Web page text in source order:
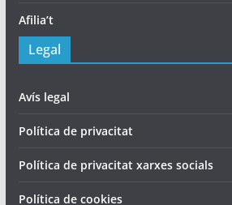
Afilia’t
Legal
Avís legal
Política de privacitat
Política de privacitat xarxes socials
Política de cookies